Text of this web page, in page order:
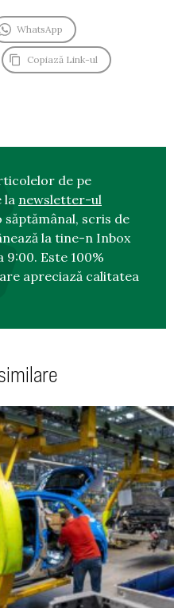
WhatsApp
Copiază Link-ul
de pe
la newsletter-ul
scris de
la tine-n Inbox
Este 100%
apreciază calitatea